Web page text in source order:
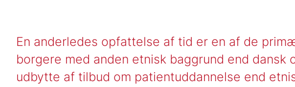
En anderledes opfattelse af tid er en af de
borgere med anden etnisk baggrund end dansk
udbytte af tilbud om patientuddannelse end